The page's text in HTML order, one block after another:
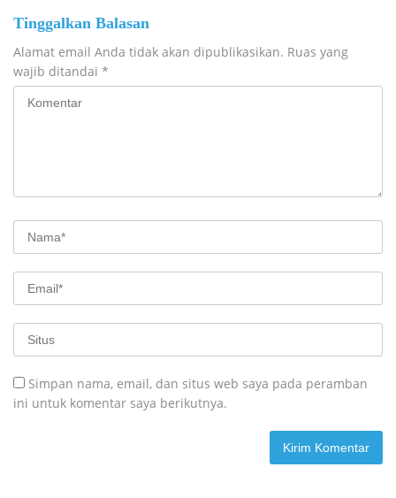
Tinggalkan Balasan
Alamat email Anda tidak akan dipublikasikan. Ruas yang
wajib ditandai *
Simpan nama, email, dan situs web saya pada peramban
ini untuk komentar saya berikutnya.